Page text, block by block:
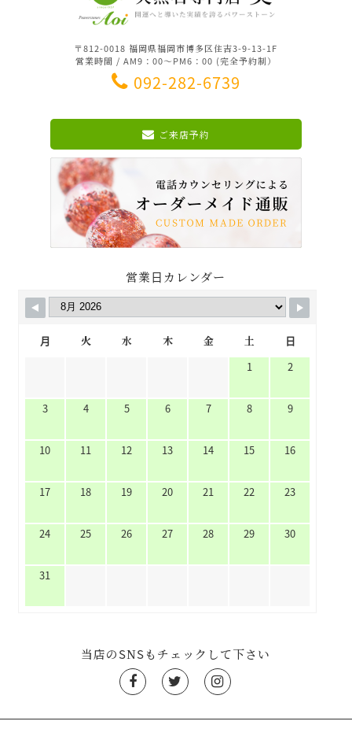
〒812-0018 福岡県福岡市博多区住吉3-9-13-1F
営業時間 / AM9：00～PM6：00 (完全予約制）
092-282-6739
ご来店予約
営業日カレンダー
月 火 水 木 金 土
日
1
2
3 4 5 6 7 8 9
10 11 12 13 14 15 16
17 18 19 20 21 22 23
24 25 26 27 28 29 30
31
当店のSNSもチェックして下さい